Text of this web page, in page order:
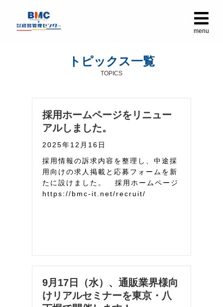
メ
menu
トピックス一覧
TOPICS
採用ホームページをリニュー
アルしました。
2025年12月16日
採用情報の訴求内容を整理し、中途採
用向けの求人掲載と応募フォームを新
たに設けました。 採用ホームページ
https://bmc-it.net/recruit/
9月17日（水）、通販業界様向
けリアルセミナーを東京・八